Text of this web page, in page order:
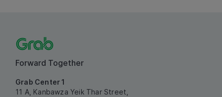
Forward Together
Grab Center 1
11 A, Kanbawza Yeik Thar Street,